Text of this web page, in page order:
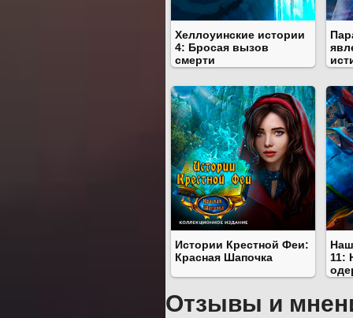
Хеллоуинские истории
4: Бросая вызов
смерти
Истории Крестной Феи:
Красная Шапочка
11:
Отзывы и